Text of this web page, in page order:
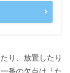
り、放置したり
番の欠点は「た